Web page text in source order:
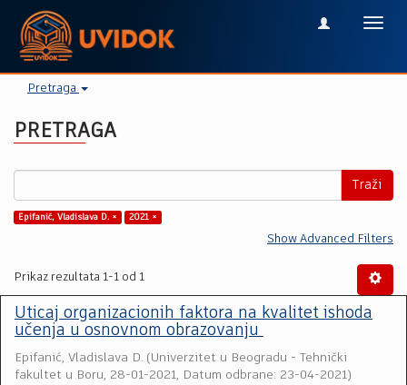
Pretraga
PRETRAGA
Traži
Epifanić, Vladislava D. × 2021 ×
Show Advanced Filters
Prikaz rezultata 1-1 od 1
Uticaj organizacionih faktora na kvalitet ishoda
učenja u osnovnom obrazovanju
Epifanić, Vladislava D. (Univerzitet u Beogradu - Tehnički
fakultet u Boru, 28-01-2021, Datum odbrane: 23-04-2021)